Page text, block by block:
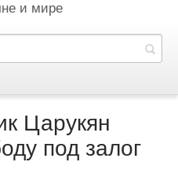
и мире
Царукян
под залог